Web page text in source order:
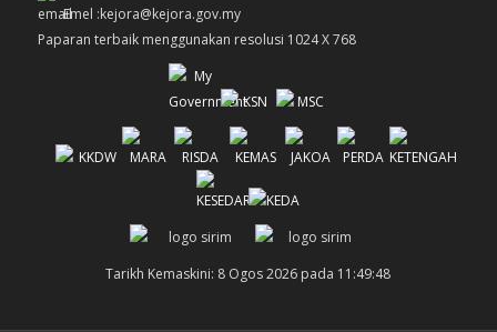
Emel :kejora@kejora.gov.my
Paparan terbaik menggunakan resolusi 1024 X 768
Tarikh Kemaskini: 8 Ogos 2026 pada 11:49:48